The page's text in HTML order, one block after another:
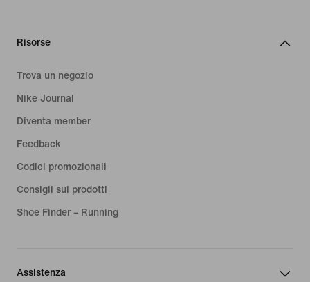
Risorse
Trova un negozio
Nike Journal
Diventa member
Feedback
Codici promozionali
Consigli sui prodotti
Shoe Finder – Running
Assistenza